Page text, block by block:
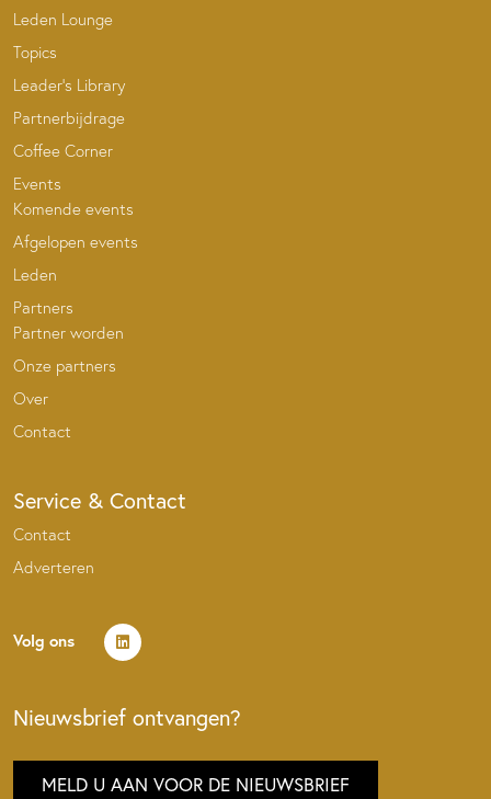
Leden Lounge
Topics
Leader’s Library
Partnerbijdrage
Coffee Corner
Events
Komende events
Afgelopen events
Leden
Partners
Partner worden
Onze partners
Over
Contact
Service & Contact
Contact
Adverteren
Volg ons
Nieuwsbrief ontvangen?
MELD U AAN VOOR DE NIEUWSBRIEF